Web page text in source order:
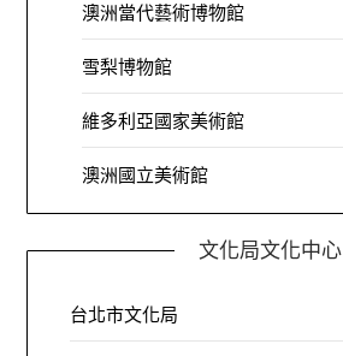
澳洲當代藝術博物館
雪梨博物館
維多利亞國家美術館
澳洲國立美術館
文化局文化中心
台北市文化局